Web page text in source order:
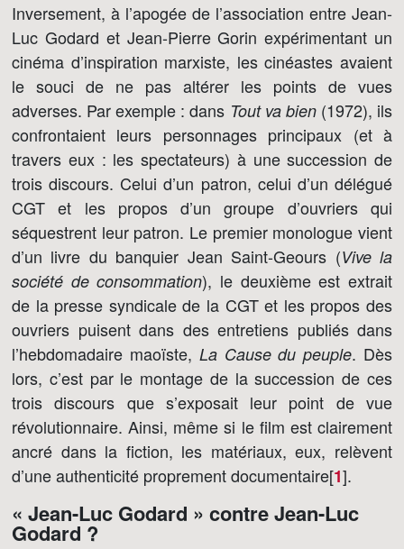
Inversement, à l’apogée de l’association entre Jean-
Luc Godard et Jean-Pierre Gorin expérimentant un
cinéma d’inspiration marxiste, les cinéastes avaient
le souci de ne pas altérer les points de vues
adverses. Par exemple : dans Tout va bien(1972), ils
confrontaient leurs personnages principaux (et à
travers eux : les spectateurs) à une succession de
trois discours. Celui d’un patron, celui d’un délégué
CGT et les propos d’un groupe d’ouvriers qui
séquestrent leur patron. Le premier monologue vient
d’un livre du banquier Jean Saint-Geours (Vive la
société de consommation), le deuxième est extrait
de la presse syndicale de la CGT et les propos des
ouvriers puisent dans des entretiens publiés dans
l’hebdomadaire maoïste, La Cause du peuple. Dès
lors, c’est par le montage de la succession de ces
trois discours que s’exposait leur point de vue
révolutionnaire. Ainsi, même si le film est clairement
ancré dans la fiction, les matériaux, eux, relèvent
d’une authenticité proprement documentaire[1].
« Jean-Luc Godard » contre Jean-Luc
Godard ?